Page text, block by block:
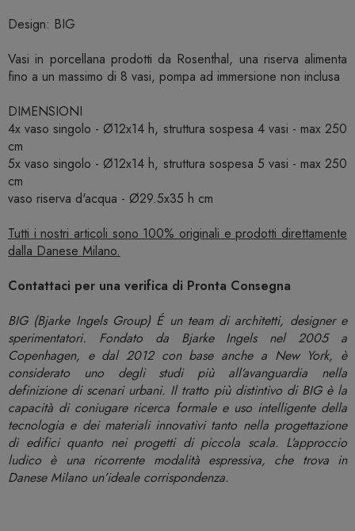
Design: BIG
Vasi in porcellana prodotti da Rosenthal, una riserva alimenta
fino a un massimo di 8 vasi, pompa ad immersione non inclusa
DIMENSIONI
4x vaso singolo - Ø12x14 h, struttura sospesa 4 vasi - max 250
cm
5x vaso singolo - Ø12x14 h, struttura sospesa 5 vasi - max 250
cm
vaso riserva d'acqua - Ø29.5x35 h cm
Tutti i nostri articoli sono 100% originali e prodotti direttamente
dalla Danese Milano.
Contattaci per una verifica di Pronta Consegna
BIG (Bjarke Ingels Group) É un team di architetti, designer e
sperimentatori. Fondato da Bjarke Ingels nel 2005 a
Copenhagen, e dal 2012 con base anche a New York, è
considerato uno degli studi più all’avanguardia nella
definizione di scenari urbani. Il tratto più distintivo di BIG è la
capacità di coniugare ricerca formale e uso intelligente della
tecnologia e dei materiali innovativi tanto nella progettazione
di edifici quanto nei progetti di piccola scala. L’approccio
ludico è una ricorrente modalità espressiva, che trova in
Danese Milano un’ideale corrispondenza.